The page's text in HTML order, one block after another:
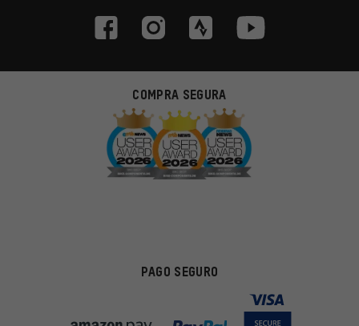
COMPRA SEGURA
PAGO SEGURO